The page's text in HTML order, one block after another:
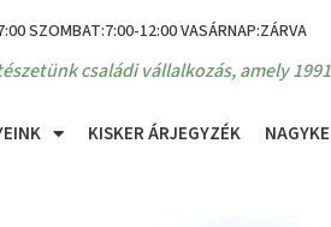
SZOMBAT:7:00-12:00 VASÁRNAP:ZÁRVA
családi vállalkozás, amely
KISKER ÁRJEGYZÉK